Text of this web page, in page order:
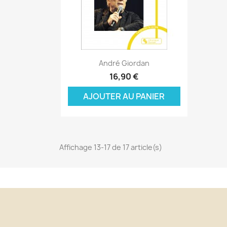
Aperçu rapide
André Giordan
16,90 €
AJOUTER AU PANIER
Affichage 13-17 de 17 article(s)